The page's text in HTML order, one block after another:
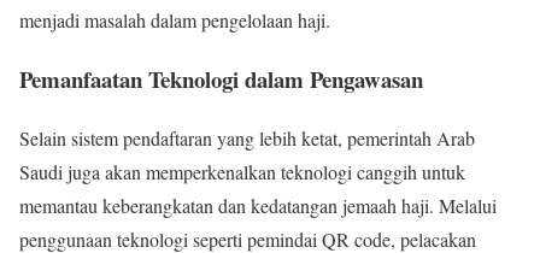
menjadi masalah dalam pengelolaan haji.
Pemanfaatan Teknologi dalam Pengawasan
Selain sistem pendaftaran yang lebih ketat, pemerintah Arab
Saudi juga akan memperkenalkan teknologi canggih untuk
memantau keberangkatan dan kedatangan jemaah haji. Melalui
penggunaan teknologi seperti pemindai QR code, pelacakan